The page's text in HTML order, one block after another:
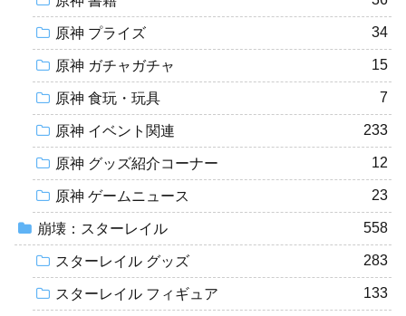
原神 プライズ 34
原神 ガチャガチャ 15
原神 食玩・玩具 7
原神 イベント関連 233
原神 グッズ紹介コーナー 12
原神 ゲームニュース 23
崩壊：スターレイル 558
スターレイル グッズ 283
スターレイル フィギュア 133